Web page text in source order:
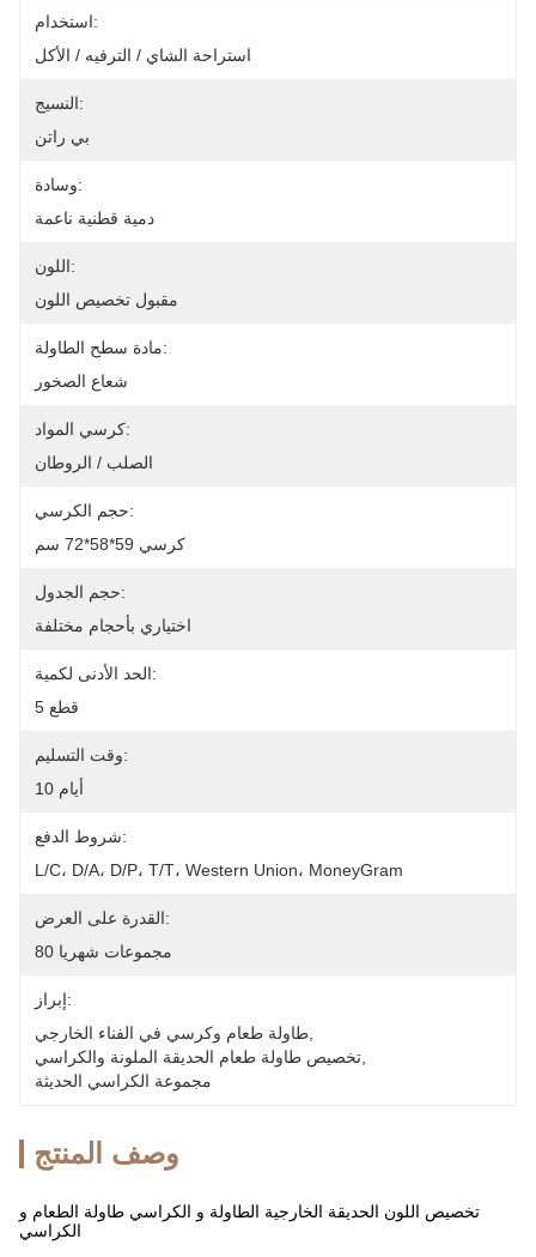
استخدام:
استراحة الشاي / الترفيه / الأكل
النسيج:
بي راتن
وسادة:
دمية قطنية ناعمة
اللون:
مقبول تخصيص اللون
مادة سطح الطاولة:
شعاع الصخور
كرسي المواد:
الصلب / الروطان
حجم الكرسي:
كرسي 59*58*72 سم
حجم الجدول:
اختياري بأحجام مختلفة
الحد الأدنى لكمية:
5 قطع
وقت التسليم:
10 أيام
شروط الدفع:
L/C، D/A، D/P، T/T، Western Union، MoneyGram
القدرة على العرض:
80 مجموعات شهريا
إبراز:
طاولة طعام وكرسي في الفناء الخارجي
تخصيص طاولة طعام الحديقة الملونة والكراسي
مجموعة الكراسي الحديثة
وصف المنتج
تخصيص اللون الحديقة الخارجية الطاولة و الكراسي طاولة الطعام و
الكراسي